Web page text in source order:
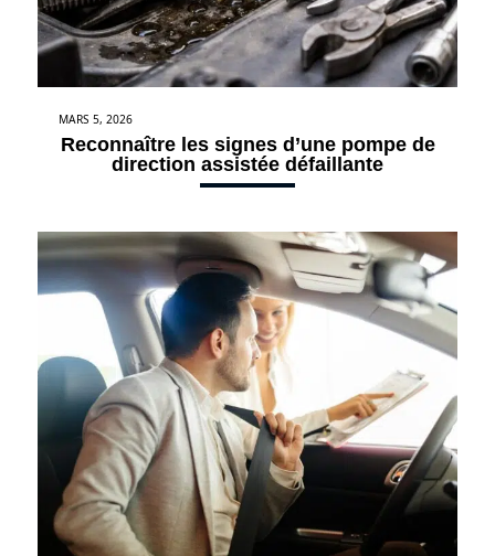
MARS 5, 2026
Reconnaître les signes d’une pompe de
direction assistée défaillante